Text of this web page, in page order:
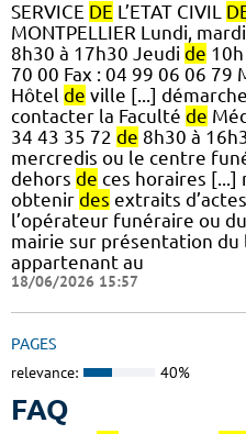
SERVICE DE L’ETAT CIVIL
MONTPELLIER Lundi,
8h30 à 17h30 Jeudi de
70 00 Fax : 04 99 06 06 79
Hôtel de ville [...]
contacter la Faculté de
34 43 35 72 de 8h30 à
mercredis ou le centre
dehors de ces horaires [...]
obtenir des extraits d’actes
l’opérateur funéraire ou
mairie sur présentation
appartenant au
18/06/2026 15:57
PAGES
relevance: 40%
FAQ